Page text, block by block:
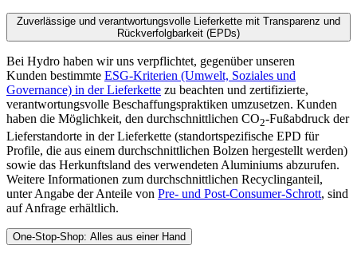
Zuverlässige und verantwortungsvolle Lieferkette mit Transparenz und
Rückverfolgbarkeit (EPDs)
Bei Hydro haben wir uns verpflichtet, gegenüber unseren
Kunden bestimmte ESG-Kriterien (Umwelt, Soziales und
Governance) in der Lieferkette zu beachten und zertifizierte,
verantwortungsvolle Beschaffungspraktiken umzusetzen. Kunden
haben die Möglichkeit, den durchschnittlichen CO2-Fußabdruck der
Lieferstandorte in der Lieferkette (standortspezifische EPD für
Profile, die aus einem durchschnittlichen Bolzen hergestellt werden)
sowie das Herkunftsland des verwendeten Aluminiums abzurufen.
Weitere Informationen zum durchschnittlichen Recyclinganteil,
unter Angabe der Anteile von Pre- und Post-Consumer-Schrott, sind
auf Anfrage erhältlich.
One-Stop-Shop: Alles aus einer Hand